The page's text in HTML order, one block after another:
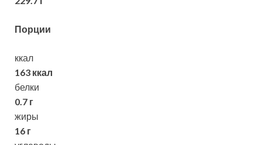
Порции
ккал
163 ккал
белки
0.7 г
жиры
16 г